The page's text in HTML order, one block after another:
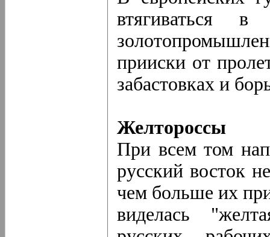
втягиваться
прииски от
забастовках и
Желтороссы
При всем том
русский восток
чем больше их
виделась